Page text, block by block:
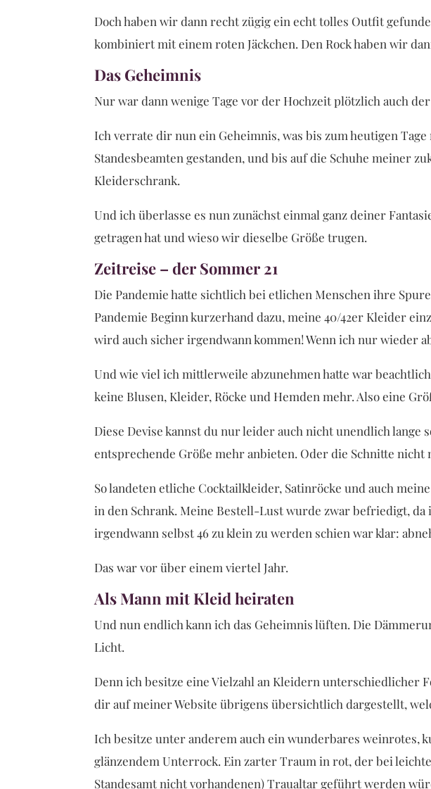
Doch haben wir dann recht zügig ein echt tolles Outfit
kombiniert mit einem roten Jäckchen. Den Rock haben wir
Das Geheimnis
Nur war dann wenige Tage vor der Hochzeit plötzlich auch
Ich verrate dir nun ein Geheimnis, was bis zum heutigen
Standesbeamten gestanden, und bis auf die Schuhe meiner
Kleiderschrank.
Und ich überlasse es nun zunächst einmal ganz deiner
getragen hat und wieso wir dieselbe Größe trugen.
Zeitreise – der Sommer 21
Die Pandemie hatte sichtlich bei etlichen Menschen ihre
Pandemie Beginn kurzerhand dazu, meine 40/42er Kleider
wird auch sicher irgendwann kommen! Wenn ich nur wieder
Und wie viel ich mittlerweile abzunehmen hatte war
keine Blusen, Kleider, Röcke und Hemden mehr. Also eine
Diese Devise kannst du nur leider auch nicht unendlich
entsprechende Größe mehr anbieten. Oder die Schnitte nicht
So landeten etliche Cocktailkleider, Satinröcke und auch
in den Schrank. Meine Bestell-Lust wurde zwar befriedigt,
irgendwann selbst 46 zu klein zu werden schien war klar:
Das war vor über einem viertel Jahr.
Als Mann mit Kleid heiraten
Und nun endlich kann ich das Geheimnis lüften. Die
Licht.
Denn ich besitze eine Vielzahl an Kleidern unterschiedlicher
dir auf meiner Website übrigens übersichtlich dargestellt,
Ich besitze unter anderem auch ein wunderbares
glänzendem Unterrock. Ein zarter Traum in rot, der bei
Standesamt nicht vorhandenen) Traualtar geführt werden